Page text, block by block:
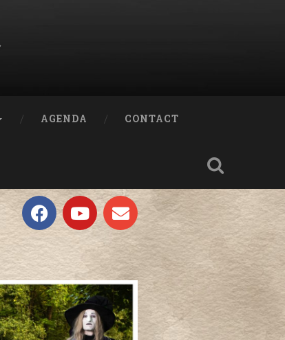
AGENDA CONTACT